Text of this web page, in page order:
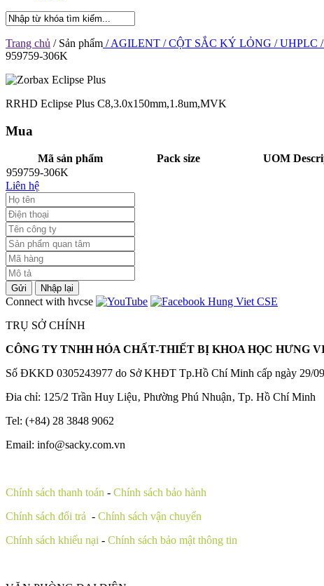
Trang chủ / Sản phẩm / AGILENT / CỘT SẮC KÝ LỎNG / UHPLC
959759-306K
RRHD Eclipse Plus C8,3.0x150mm,1.8um,MVK
Mua
Mã sản phẩm Pack size UOM
959759-306K
Liên hệ
Gửi Nhập lại
Connect with hvcse
TRỤ SỞ CHÍNH
CÔNG TY TNHH HÓA CHẤT-THIẾT BỊ KHOA HỌC HƯNG
Số ĐKKD 0305243977 do Sở KHĐT Tp.Hồ Chí Minh cấp ngày 29/
Đia chỉ: 125/2 Trần Huy Liệu‚ Phường Phú Nhuận‚ Tp. Hồ Chí Minh
Tel: (+84) 28 3848 9062
Email: info@sacky.com.vn
Chính sách thanh toán - Chính sách bảo hành
Chính sách đổi trả - Chính sách vận chuyển
Chính sách khiếu nại - Chính sách bảo mật thông tin